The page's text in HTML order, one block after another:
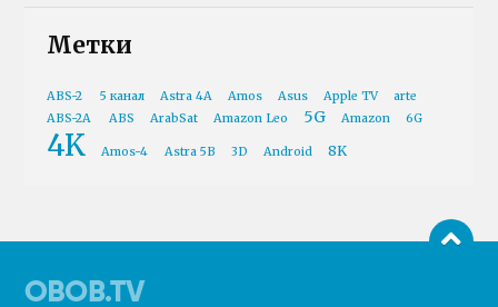
Метки
ABS-2 5 канал Astra 4A Amos Asus Apple TV
arte
ABS-2A
ABS ArabSat Amazon Leo 5G Amazon 6G
4K Amos-4 Astra 5B 3D Android 8K